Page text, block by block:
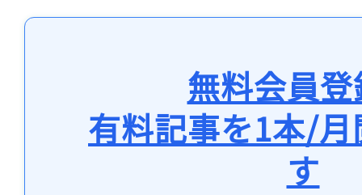
無料会員
有料記事を1本/
す